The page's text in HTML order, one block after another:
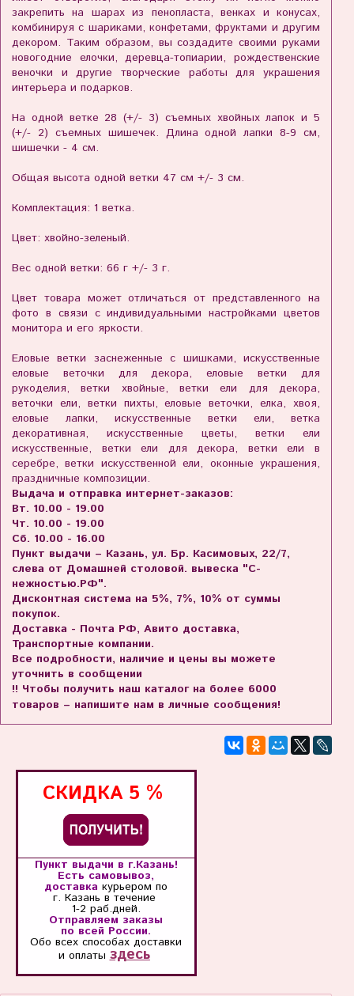
закрепить на шарах из пенопласта, венках и конусах,
комбинируя с шариками, конфетами, фруктами и другим
декором. Таким образом, вы создадите своими руками
новогодние елочки, деревца-топиарии, рождественские
веночки и другие творческие работы для украшения
интерьера и подарков.
На одной ветке 28 (+/- 3) съемных хвойных лапок и 5
(+/- 2) съемных шишечек. Длина одной лапки 8-9 см,
шишечки - 4 см.
Общая высота одной ветки 47 см +/- 3 см.
Комплектация: 1 ветка.
Цвет: хвойно-зеленый.
Вес одной ветки: 66 г +/- 3 г.
Цвет товара может отличаться от представленного на
фото в связи с индивидуальными настройками цветов
монитора и его яркости.
Еловые ветки заснеженные с шишками, искусственные
еловые веточки для декора, еловые ветки для
рукоделия, ветки хвойные, ветки ели для декора,
веточки ели, ветки пихты, еловые веточки, елка, хвоя,
еловые лапки, искусственные ветки ели, ветка
декоративная, искусственные цветы, ветки ели
искусственные, ветки ели для декора, ветки ели в
серебре, ветки искусственной ели, оконные украшения,
праздничные композиции.
Выдача и отправка интернет-заказов:
Вт. 10.00 - 19.00
Чт. 10.00 - 19.00
Сб. 10.00 - 16.00
Пункт выдачи – Казань, ул. Бр. Касимовых, 22/7,
слева от Домашней столовой. вывеска "С-
нежностью.РФ".
Дисконтная система на 5%, 7%, 10% от суммы
покупок.
Доставка - Почта РФ, Авито доставка,
Транспортные компании.
Все подробности, наличие и цены вы можете
уточнить в сообщении
!! Чтобы получить наш каталог на более 6000
товаров – напишите нам в личные сообщения!
СКИДКА 5 %
Пункт выдачи в г.Казань!
Есть самовывоз,
доставка курьером по
г. Казань в течение
1-2 раб.дней.
Отправляем заказы
по всей России.
Обо всех способахдоставки
и оплаты здесь